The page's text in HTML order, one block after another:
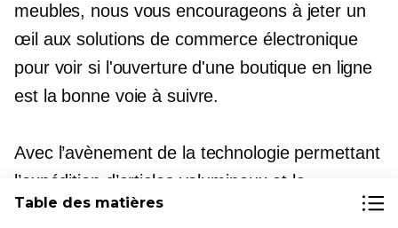
meubles, nous vous encourageons à jeter un
œil aux solutions de commerce électronique
pour voir si l'ouverture d'une boutique en ligne
est la bonne voie à suivre.
Avec l’avènement de la technologie permettant
l’expédition d’articles volumineux et la
croissance du commerce électronique en tant
Table des matières